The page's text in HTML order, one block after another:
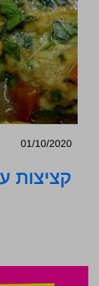
01/10/2020
קציצות